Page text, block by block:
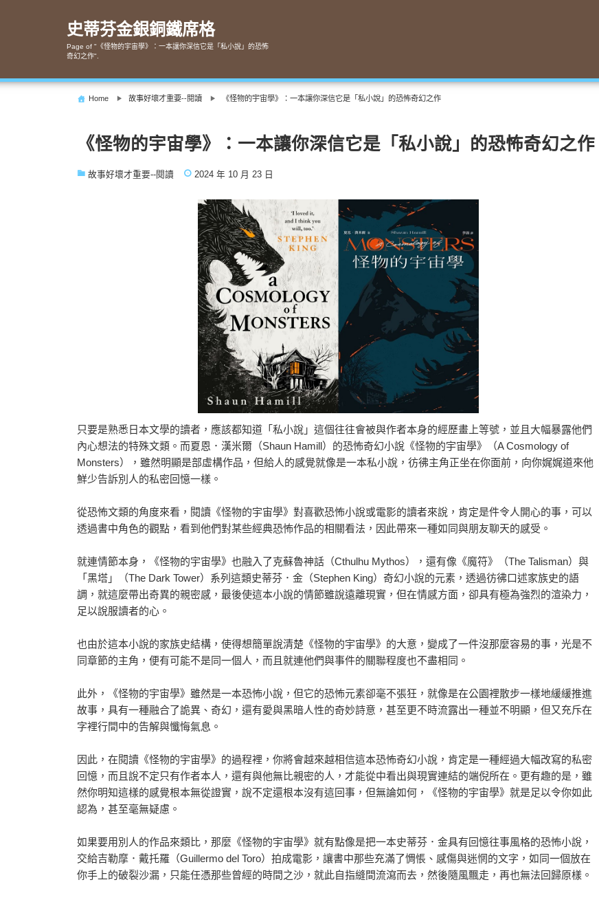
史蒂芬金銀銅鐵席格
Page of "《怪物的宇宙學》：一本讓你深信它是「私小說」的恐怖
奇幻之作".
Home 故事好壞才重要--閱讀 《怪物的宇宙學》：一本讓你深信它是「私小說」的恐怖奇幻之作
《怪物的宇宙學》：一本讓你深信它是「私小說」的恐怖奇幻之作
故事好壞才重要--閱讀 2024 年 10 月 23 日
只要是熟悉日本文學的讀者，應該都知道「私小說」這個往往會被與作者本身的經歷畫上等號，並且大幅暴露他們
內心想法的特殊文類。而夏恩．漢米爾（Shaun Hamill）的恐怖奇幻小說《怪物的宇宙學》（A Cosmology of
Monsters），雖然明顯是部虛構作品，但給人的感覺就像是一本私小說，彷彿主角正坐在你面前，向你娓娓道來他
鮮少告訴別人的私密回憶一樣。
從恐怖文類的角度來看，閱讀《怪物的宇宙學》對喜歡恐怖小說或電影的讀者來說，肯定是件令人開心的事，可以
透過書中角色的觀點，看到他們對某些經典恐怖作品的相關看法，因此帶來一種如同與朋友聊天的感受。
就連情節本身，《怪物的宇宙學》也融入了克蘇魯神話（Cthulhu Mythos），還有像《魔符》（The Talisman）與
「黑塔」（The Dark Tower）系列這類史蒂芬．金（Stephen King）奇幻小說的元素，透過彷彿口述家族史的語
調，就這麼帶出奇異的親密感，最後使這本小說的情節雖說遠離現實，但在情感方面，卻具有極為強烈的渲染力，
足以說服讀者的心。
也由於這本小說的家族史結構，使得想簡單說清楚《怪物的宇宙學》的大意，變成了一件沒那麼容易的事，光是不
同章節的主角，便有可能不是同一個人，而且就連他們與事件的關聯程度也不盡相同。
此外，《怪物的宇宙學》雖然是一本恐怖小說，但它的恐怖元素卻毫不張狂，就像是在公園裡散步一樣地緩緩推進
故事，具有一種融合了詭異、奇幻，還有愛與黑暗人性的奇妙詩意，甚至更不時流露出一種並不明顯，但又充斥在
字裡行間中的告解與懺悔氣息。
因此，在閱讀《怪物的宇宙學》的過程裡，你將會越來越相信這本恐怖奇幻小說，肯定是一種經過大幅改寫的私密
回憶，而且說不定只有作者本人，還有與他無比親密的人，才能從中看出與現實連結的端倪所在。更有趣的是，雖
然你明知這樣的感覺根本無從證實，說不定還根本沒有這回事，但無論如何，《怪物的宇宙學》就是足以令你如此
認為，甚至毫無疑慮。
如果要用別人的作品來類比，那麼《怪物的宇宙學》就有點像是把一本史蒂芬．金具有回憶往事風格的恐怖小說，
交給吉勒摩．戴托羅（Guillermo del Toro）拍成電影，讓書中那些充滿了惆悵、感傷與迷惘的文字，如同一個放在
你手上的破裂沙漏，只能任憑那些曾經的時間之沙，就此自指縫間流瀉而去，然後隨風飄走，再也無法回歸原樣。